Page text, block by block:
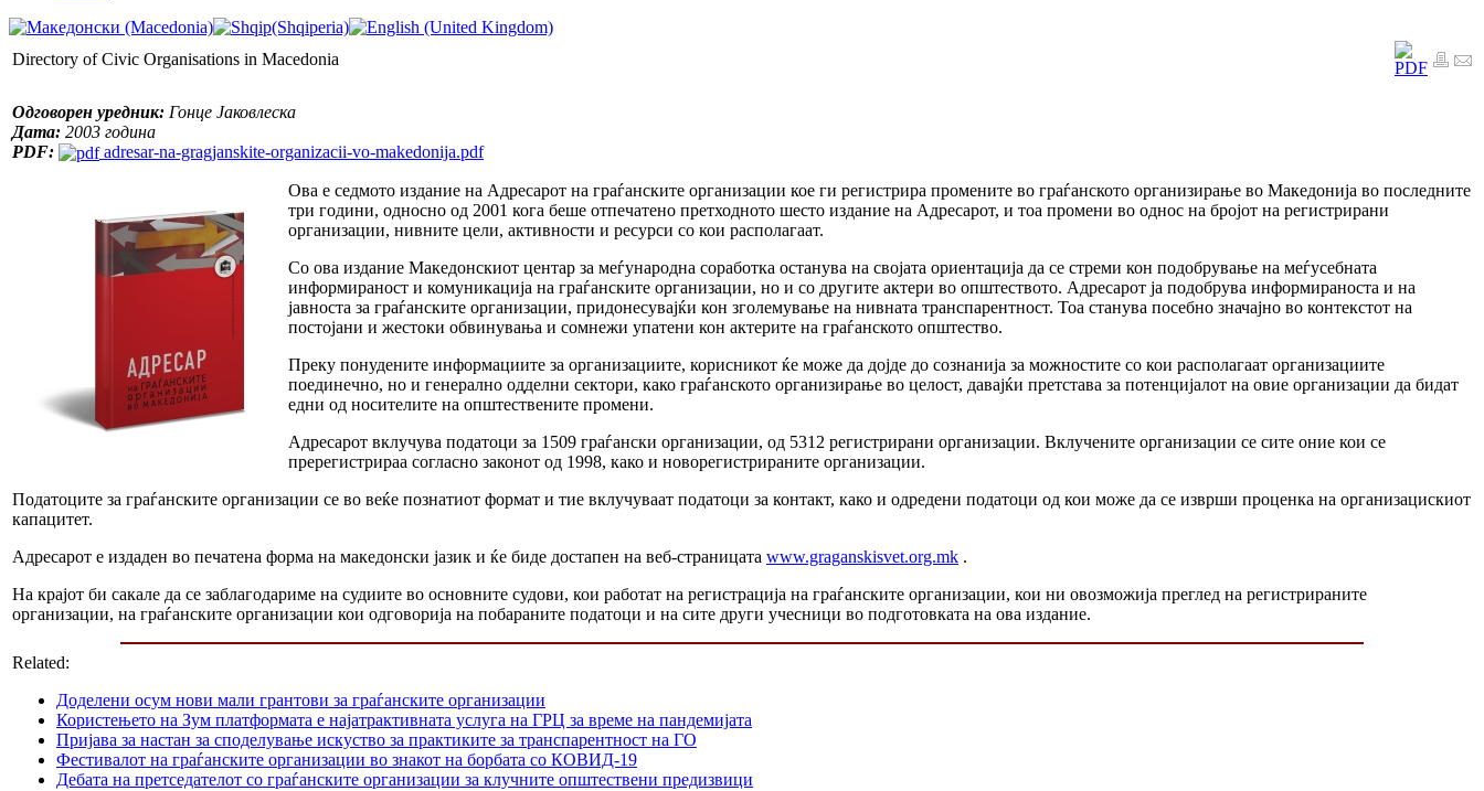
Directory of Civic Organisations in Macedonia
Одговорен уредник: Гонце Јаковлеска
Дата: 2003 година
PDF:
adresar-na-gragjanskite-organizacii-vo-makedonija.pdf
Ова е седмото издание на Адресарот на граѓанските организации кое ги регистрира промените во граѓанското организирање во Македонија во последните
три години, односно од 2001 кога беше отпечатено претходното шесто издание на Адресарот, и тоа промени во однос на бројот на регистрирани
организации, нивните цели, активности и ресурси со кои располагаат.
Со ова издание Македонскиот центар за меѓународна соработка останува на својата ориентација да се стреми кон подобрување на меѓусебната
информираност и комуникација на граѓанските организации, но и со другите актери во општеството. Адресарот ја подобрува информираноста и на
јавноста за граѓанските организации, придонесувајќи кон зголемување на нивната транспарентност. Тоа станува посебно значајно во контекстот на
постојани и жестоки обвинувања и сомнежи упатени кон актерите на граѓанското општество.
Преку понудените информациите за организациите, корисникот ќе може да дојде до сознанија за можностите со кои располагаат организациите
поединечно, но и генерално одделни сектори, како граѓанското организирање во целост, давајќи претстава за потенцијалот на овие организации да бидат
едни од носителите на општествените промени.
Адресарот вклучува податоци за 1509 граѓански организации, од 5312 регистрирани организации. Вклучените организации се сите оние кои се
пререгистрираа согласно законот од 1998, како и новорегистрираните организации.
Податоците за граѓанските организации се во веќе познатиот формат и тие вклучуваат податоци за контакт, како и одредени податоци од кои може да се изврши проценка на организацискиот
капацитет.
Адресарот е издаден во печатена форма на македонски јазик и ќе биде достапен на веб-страницата www.graganskisvet.org.mk .
На крајот би сакале да се заблагодариме на судиите во основните судови, кои работат на регистрација на граѓанските организации, кои ни овозможија преглед на регистрираните
организации, на граѓанските организации кои одговорија на побараните податоци и на сите други учесници во подготовката на ова издание.
Related:
Доделени осум нови мали грантови за граѓанските организации
Користењето на Зум платформата е најатрактивната услуга на ГРЦ за време на пандемијата
Пријава за настан за споделување искуство за практиките за транспарентност на ГО
Фестивалот на граѓанските организации во знакот на борбата со КОВИД-19
Дебата на претседателот со граѓанските организации за клучните општествени предизвици